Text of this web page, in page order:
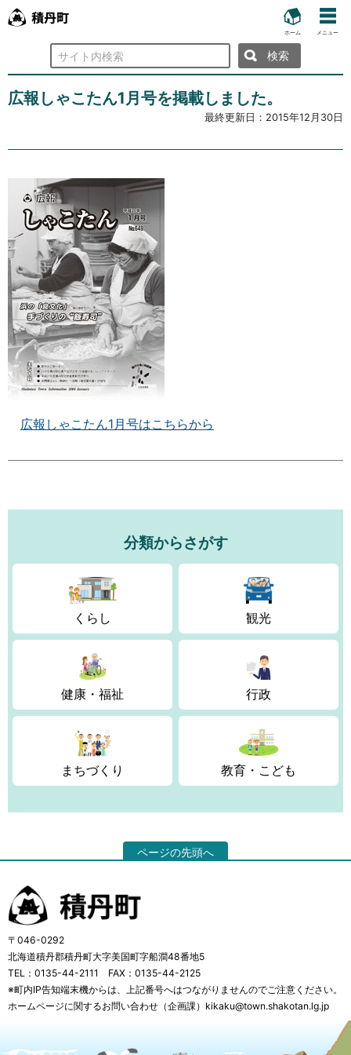
ホーム メニュー
検
索
広報しゃこたん1月号を掲載しました。
最終更新日： 2015年12月30日
広報しゃこたん1月号はこちらから
分類からさがす
くらし 観光
健康・福祉 行政
まちづくり 教育・こども
ページの先頭へ
〒046-0292
北海道積丹郡積丹町大字美国町字船澗48番地5
TEL：0135-44-2111 FAX：0135-44-2125
※町内IP告知端末機からは、上記番号へはつながりませんのでご注意ください。
ホームページに関するお問い合わせ（企画課）kikaku@town.shakotan.lg.jp